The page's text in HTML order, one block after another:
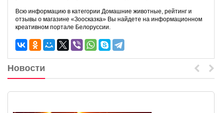
Всю информацию в категории Домашние животные, рейтинг и
отзывы о магазине «Зоосказка» Вы найдете на информационном
креативном портале Белоруссии.
Новости